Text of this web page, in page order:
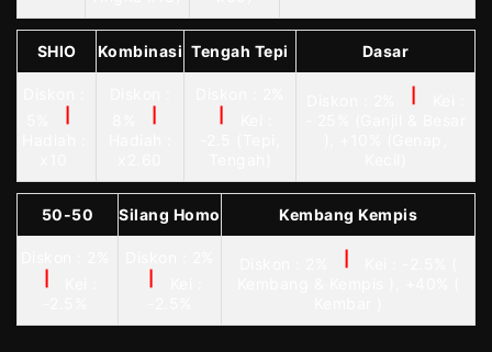
SHIO Kombinasi Tengah Tepi Dasar
50-50 Silang Homo Kembang Kempis